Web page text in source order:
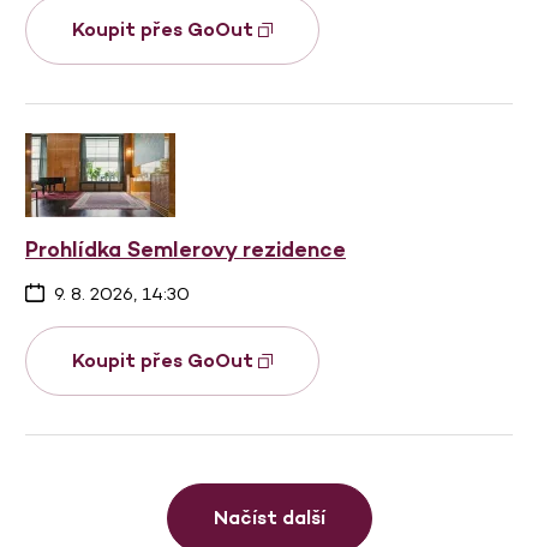
Koupit přes GoOut
Prohlídka Semlerovy rezidence
9. 8. 2026, 14:30
Koupit přes GoOut
Načíst další